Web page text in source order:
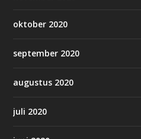
oktober 2020
september 2020
augustus 2020
juli 2020